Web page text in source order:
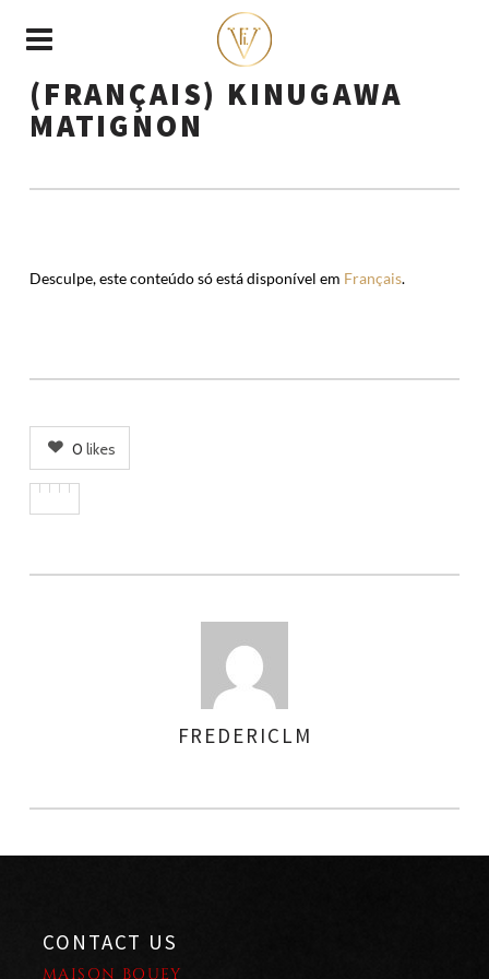
(FRANÇAIS) KINUGAWA
MATIGNON
Desculpe, este conteúdo só está disponível em Français.
0 likes
FREDERICLM
CONTACT US
MAISON BOUEY